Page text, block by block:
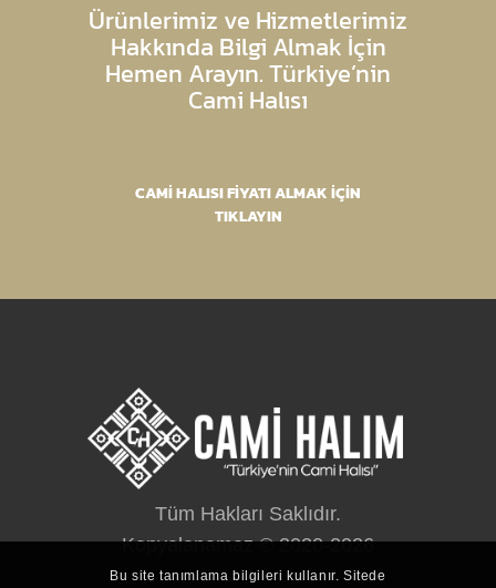
Ürünlerimiz ve Hizmetlerimiz
Hakkında Bilgi Almak İçin
Hemen Arayın. Türkiye’nin
Cami Halısı
CAMİ HALISI FİYATI ALMAK İÇİN
TIKLAYIN
Tüm Hakları Saklıdır.
Kopyalanamaz © 2020-2026
Bu site tanımlama bilgileri kullanır. Sitede